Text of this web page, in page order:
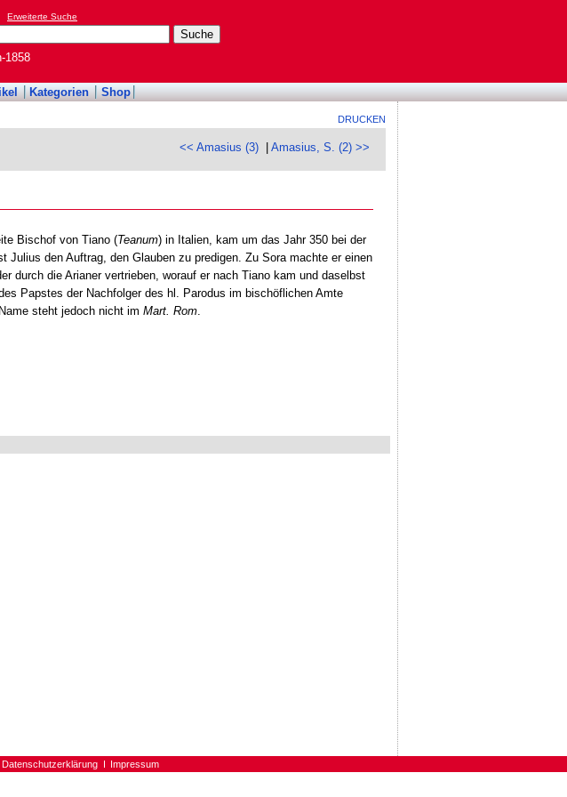
Erweiterte Suche
1858
Kategorien Shop
DRUCKEN
<< Amasius (3) |Amasius, S. (2) >>
Bischof von Tiano (Teanum) in Italien, kam um das Jahr 350 bei der
den Auftrag, den Glauben zu predigen. Zu Sora machte er einen
durch die Arianer vertrieben, worauf er nach Tiano kam und daselbst
Papstes der Nachfolger des hl. Parodus im bischöflichen Amte
steht jedoch nicht im Mart. Rom.
Datenschutzerklärung Impressum